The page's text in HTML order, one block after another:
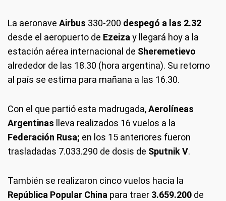
La aeronave Airbus 330-200 despegó a las 2.32
desde el aeropuerto de Ezeizay llegará hoy a la
estación aérea internacional de Sheremetievo
alrededor de las 18.30 (hora argentina). Su retorno
al país se estima para mañana a las 16.30.
Con el que partió esta madrugada,Aerolíneas
Argentinas lleva realizados 16 vuelos a la
Federación Rusa; en los 15 anteriores fueron
trasladadas 7.033.290 de dosis de Sputnik V.
También se realizaron cinco vuelos hacia la
República Popular China para traer 3.659.200 de